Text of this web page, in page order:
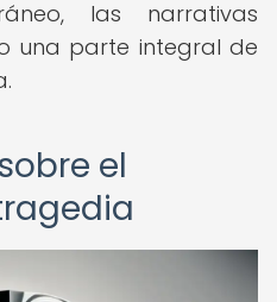
las narrativas
una parte integral de
el